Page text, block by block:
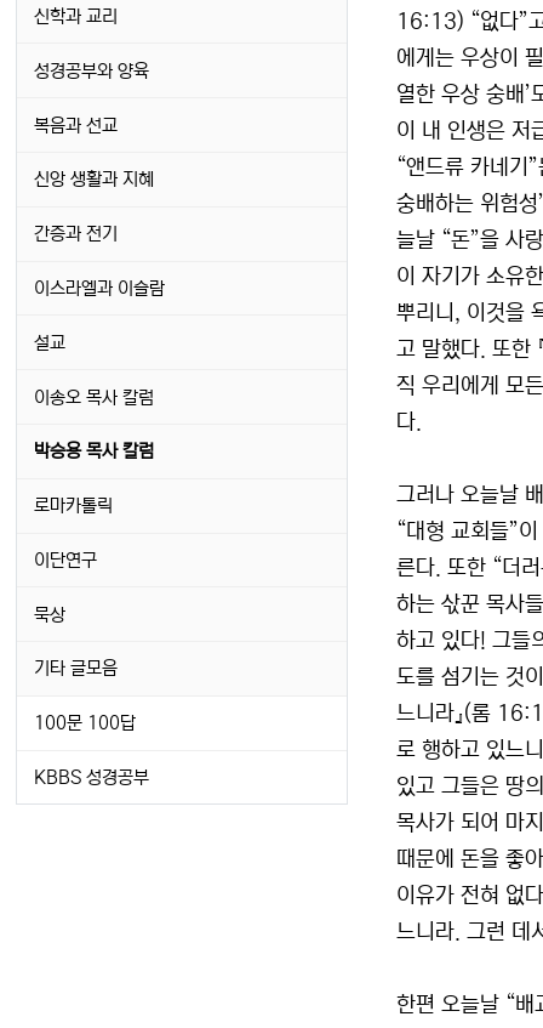
16:13) “없다”
에게는 우상이
열한 우상 숭배
이 내 인생은 저
“앤드류 카네기
숭배하는 위험
늘날 “돈”을 사
이 자기가 소유
뿌리니, 이것을
고 말했다. 또한
직 우리에게 모
다.
그러나 오늘날
“대형 교회들”
른다. 또한 “더
하는 삯꾼 목사
하고 있다! 그들
도를 섬기는 것
느니라』(롬
로 행하고 있느
있고 그들은 땅
목사가 되어 마
때문에 돈을 좋
이유가 전혀 없
느니라. 그런 데
한편 오늘날 “배
신학과 교리
성경공부와 양육
복음과 선교
신앙 생활과 지혜
간증과 전기
이스라엘과 이슬람
설교
이송오 목사 칼럼
박승용 목사 칼럼
로마카톨릭
이단연구
묵상
기타 글모음
100문 100답
KBBS 성경공부